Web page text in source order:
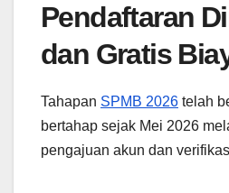
Pendaftaran
dan Gratis
Tahapan SPMB 2026 telah
bertahap sejak Mei 2026
pengajuan akun dan